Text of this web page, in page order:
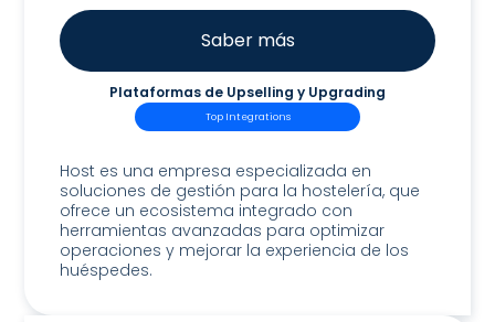
Saber más
Plataformas de Upselling y Upgrading
Top Integrations
Host es una empresa especializada en
soluciones de gestión para la hostelería, que
ofrece un ecosistema integrado con
herramientas avanzadas para optimizar
operaciones y mejorar la experiencia de los
huéspedes.